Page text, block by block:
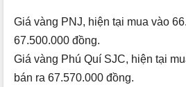
Giá vàng PNJ, hiện tại mua vào
67.500.000 đồng.
Giá vàng Phú Quí SJC, hiện tại
bán ra 67.570.000 đồng.